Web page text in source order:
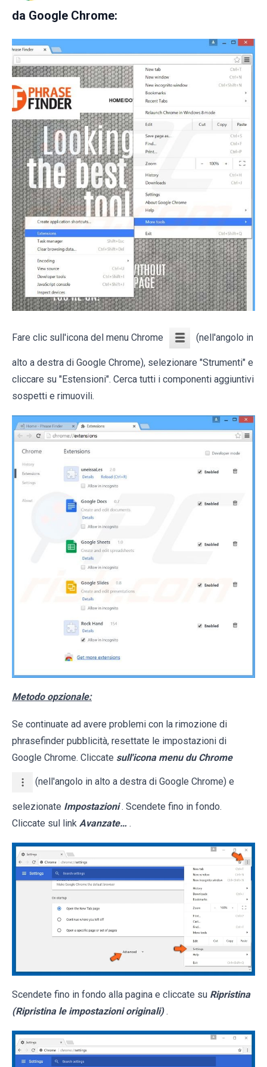
da Google Chrome:
Fare clic sull'icona del menu Chrome (nell'angolo in
alto a destra di Google Chrome), selezionare "Strumenti" e
cliccare su "Estensioni". Cerca tutti i componenti aggiuntivi
sospetti e rimuovili.
Metodo opzionale:
Se continuate ad avere problemi con la rimozione di
phrasefinder pubblicità, resettate le impostazioni di
Google Chrome. Cliccate sull'icona menu du Chrome
(nell'angolo in alto a destra di Google Chrome) e
selezionate Impostazioni . Scendete fino in fondo.
Cliccate sul link Avanzate… .
Scendete fino in fondo alla pagina e cliccate su Ripristina
(Ripristina le impostazioni originali) .